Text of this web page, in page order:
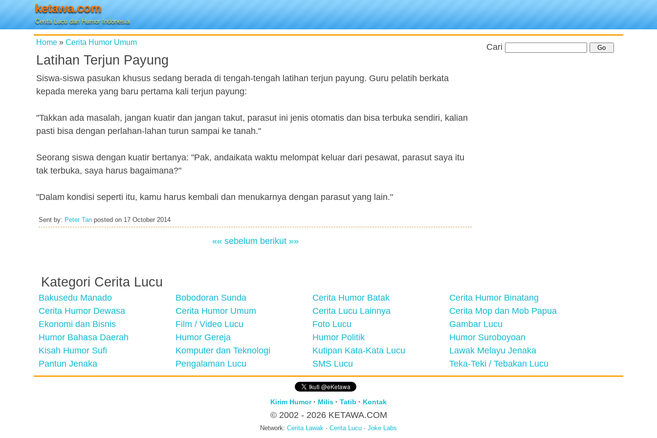
ketawa.com
Cerita Lucu dan Humor Indonesia
Home » Cerita Humor Umum
Latihan Terjun Payung
Siswa-siswa pasukan khusus sedang berada di tengah-tengah latihan terjun payung. Guru pelatih berkata
kepada mereka yang baru pertama kali terjun payung:
"Takkan ada masalah, jangan kuatir dan jangan takut, parasut ini jenis otomatis dan bisa terbuka sendiri, kalian
pasti bisa dengan perlahan-lahan turun sampai ke tanah."
Seorang siswa dengan kuatir bertanya: "Pak, andaikata waktu melompat keluar dari pesawat, parasut saya itu
tak terbuka, saya harus bagaimana?"
"Dalam kondisi seperti itu, kamu harus kembali dan menukarnya dengan parasut yang lain."
Sent by: Peter Tan posted on 17 October 2014
«« sebelum berikut »»
Cari
Kategori Cerita Lucu
Bakusedu Manado Bobodoran Sunda Cerita Humor Batak
Cerita Humor Binatang
Cerita Humor Dewasa
Cerita Humor Umum Cerita Lucu Lainnya
Cerita Mop dan Mob Papua
Ekonomi dan Bisnis
Film / Video Lucu Foto Lucu
Gambar Lucu
Humor Bahasa Daerah
Humor Gereja Humor Politik
Humor Suroboyoan
Kisah Humor Sufi
Komputer dan Teknologi Kutipan Kata-Kata Lucu
Lawak Melayu Jenaka
Pantun Jenaka
Pengalaman Lucu SMS Lucu Teka-Teki / Tebakan Lucu
Kirim Humor· Milis · Tatib · Kontak
© 2002 - 2026 KETAWA.COM
Network: Cerita Lawak · Cerita Lucu · Joke Labs